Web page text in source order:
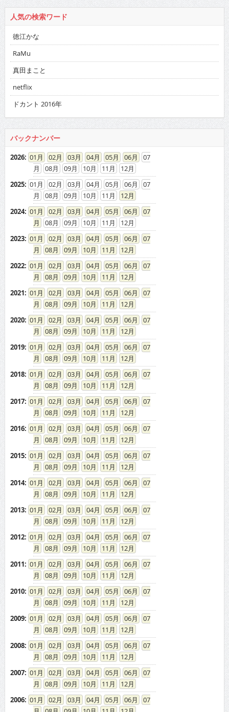
人気の検索ワード
徳江かな
RaMu
真田まこと
netflix
ドカント 2016年
バックナンバー
2026: 01 02 03 04 05 06
07
08
09 10 11
12
2025: 01 02 03 04 05 06
07
08
09 10 11
12
2024: 01 02 03 04 05 06
07
08
09 10 11
12
2023: 01 02 03 04 05 06
07
08
09 10 11
12
2022: 01 02 03 04 05 06
07
08
09 10 11
12
2021: 01 02 03 04 05 06
07
08
09 10 11
12
2020: 01 02 03 04 05 06
07
08
09 10 11
12
2019: 01 02 03 04 05 06
07
08
09 10 11
12
2018: 01 02 03 04 05 06
07
08
09 10 11
12
2017: 01 02 03 04 05 06
07
08
09 10 11
12
2016: 01 02 03 04 05 06
07
08
09 10 11
12
2015: 01 02 03 04 05 06
07
08
09 10 11
12
2014: 01 02 03 04 05 06
07
08
09 10 11
12
2013: 01 02 03 04 05 06
07
08
09 10 11
12
2012: 01 02 03 04 05 06
07
08
09 10 11
12
2011: 01 02 03 04 05 06
07
08
09 10 11
12
2010: 01 02 03 04 05 06
07
08
09 10 11
12
2009: 01 02 03 04 05 06
07
08
09 10 11
12
2008: 01 02 03 04 05 06
07
08
09 10 11
12
2007: 01 02 03 04 05 06
07
08
09 10 11
12
2006: 01 02 03 04 05 06
07